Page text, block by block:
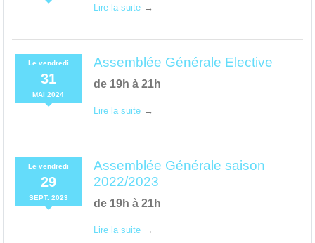
Lire la suite
Le vendredi
31
MAI 2024
Assemblée Générale Elective
de 19h à 21h
Lire la suite
Le vendredi
29
SEPT. 2023
Assemblée Générale saison
2022/2023
de 19h à 21h
Lire la suite